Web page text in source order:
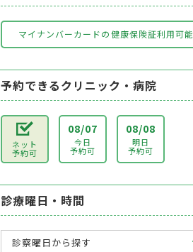
マイナンバーカードの健康保険証利用可能
予約できるクリニック・病院
ネット
予約可
08/07
今日
予約可
08/08
明日
予約可
診療曜日・時間
診察曜日から探す